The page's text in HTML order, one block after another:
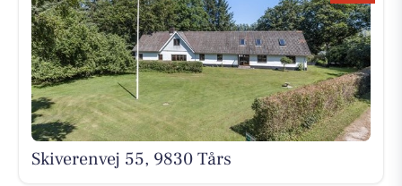
Skiverenvej 55, 9830 Tårs